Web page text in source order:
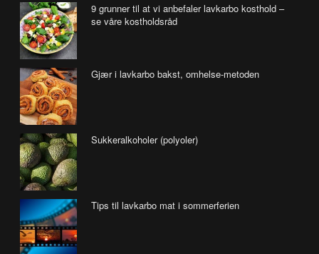
9 grunner til at vi anbefaler lavkarbo kosthold –
se våre kostholdsråd
Gjær i lavkarbo bakst, omhelse-metoden
Sukkeralkoholer (polyoler)
Tips til lavkarbo mat i sommerferien